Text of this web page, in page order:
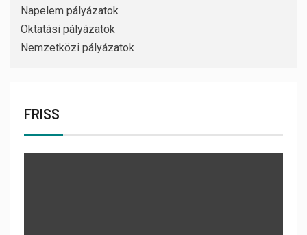
Napelem pályázatok
Oktatási pályázatok
Nemzetközi pályázatok
FRISS